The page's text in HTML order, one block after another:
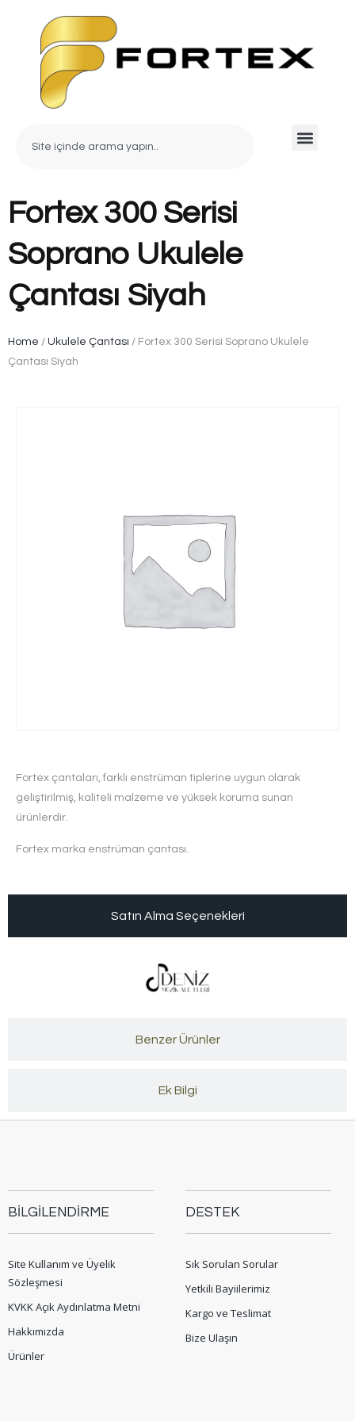
Fortex 300 Serisi
Soprano Ukulele
Çantası Siyah
Home / Ukulele Çantası / Fortex 300 Serisi Soprano Ukulele
Çantası Siyah
Fortex çantaları, farklı enstrüman tiplerine uygun olarak
geliştirilmiş, kaliteli malzeme ve yüksek koruma sunan
ürünlerdir.
Fortex marka enstrüman çantası.
Satın Alma Seçenekleri
Benzer Ürünler
Ek Bilgi
BİLGİLENDİRME
Site Kullanım ve Üyelik
Sözleşmesi
KVKK Açık Aydınlatma Metni
Hakkımızda
Ürünler
DESTEK
Sık Sorulan Sorular
Yetkili Bayiilerimiz
Kargo ve Teslimat
Bize Ulaşın